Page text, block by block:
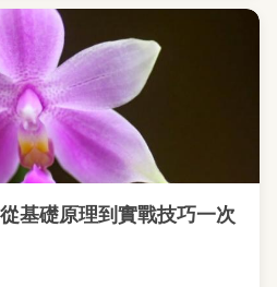
基礎原理到實戰技巧一次